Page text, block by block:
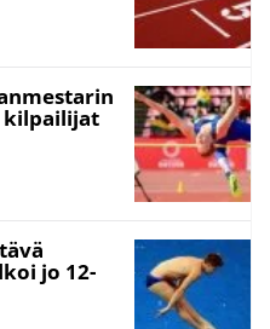
kilpailijat
jo 12-